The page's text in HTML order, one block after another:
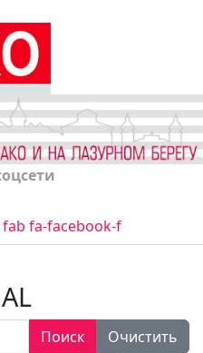
fab fa-facebook-f
Поиск
Очистить